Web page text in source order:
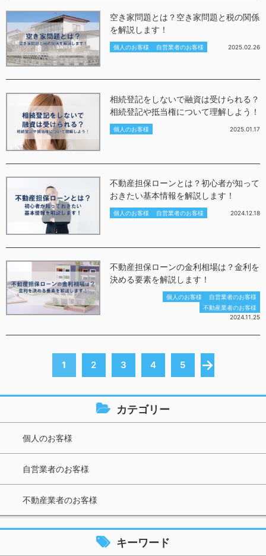
空き家問題とは？空き家問題と税の関係
を解説します！
個人のお客様 自営業者のお客様 2025.02.26
相続登記をしないで融資は受けられる？
相続登記や抵当権について理解しよう！
個人のお客様 2025.01.17
不動産担保ローンとは？初心者が知って
おきたい基本情報を解説します！
個人のお客様 自営業者のお客様 2024.12.18
不動産担保ローンの金利相場は？金利を
決める要素を解説します！
個人のお客様
自営業者のお客様
不動産業者のお客様
2024.11.25
1 2 3 4 5 →
カテゴリー
個人のお客様
自営業者のお客様
不動産業者のお客様
キーワード